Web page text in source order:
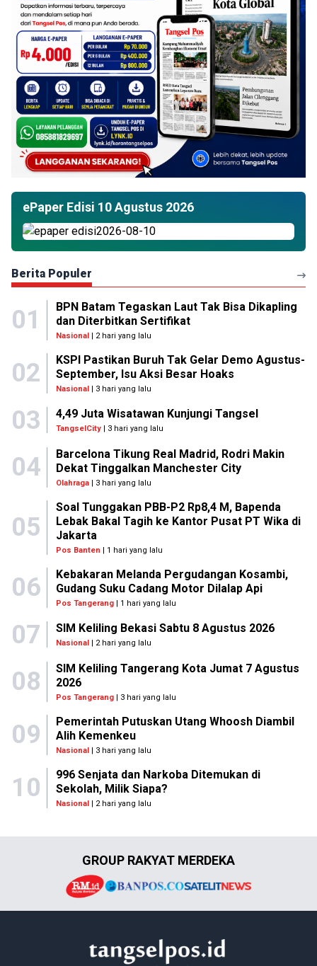
ePaper Edisi 10 Agustus 2026
Berita Populer
01
BPN Batam Tegaskan Laut Tak Bisa Dikapling
dan Diterbitkan Sertifikat
Nasional| 2 hari yang lalu
02
KSPI Pastikan Buruh Tak Gelar Demo Agustus-
September, Isu Aksi Besar Hoaks
Nasional| 3 hari yang lalu
03 4,49 Juta Wisatawan Kunjungi Tangsel
TangselCity | 3 hari yang lalu
04
Barcelona Tikung Real Madrid, Rodri Makin
Dekat Tinggalkan Manchester City
Olahraga| 3 hari yang lalu
05
Soal Tunggakan PBB-P2 Rp8,4 M, Bapenda
Lebak Bakal Tagih ke Kantor Pusat PT Wika di
Jakarta
Pos Banten | 1 hari yang lalu
06
Kebakaran Melanda Pergudangan Kosambi,
Gudang Suku Cadang Motor Dilalap Api
Pos Tangerang| 1 hari yang lalu
07 SIM Keliling Bekasi Sabtu 8 Agustus 2026
Nasional | 2 hari yang lalu
08
SIM Keliling Tangerang Kota Jumat 7 Agustus
2026
Pos Tangerang| 3 hari yang lalu
09
Pemerintah Putuskan Utang Whoosh Diambil
Alih Kemenkeu
Nasional| 3 hari yang lalu
10
996 Senjata dan Narkoba Ditemukan di
Sekolah, Milik Siapa?
Nasional| 2 hari yang lalu
GROUP RAKYAT MERDEKA